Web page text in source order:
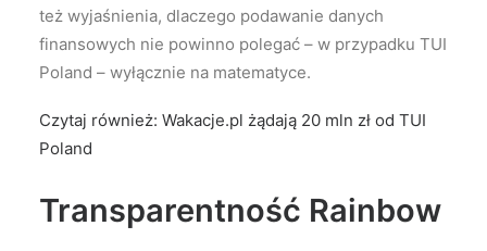
też wyjaśnienia, dlaczego podawanie danych
finansowych nie powinno polegać – w przypadku TUI
Poland – wyłącznie na matematyce.
Czytaj również: Wakacje.pl żądają 20 mln zł od TUI
Poland
Transparentność Rainbow